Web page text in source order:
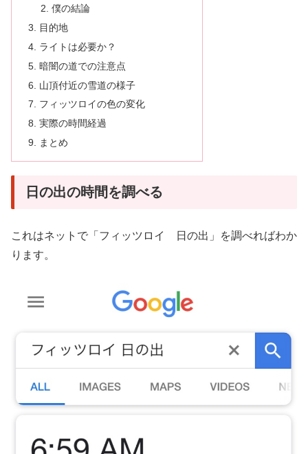
僕の結論
目的地
ライトは必要か？
暗闇の道での注意点
山頂付近の雪道の様子
フィッツロイの色の変化
実際の時間経過
まとめ
日の出の時間を調べる
これはネットで「フィッツロイ 日の出」を調べればわか
ります。